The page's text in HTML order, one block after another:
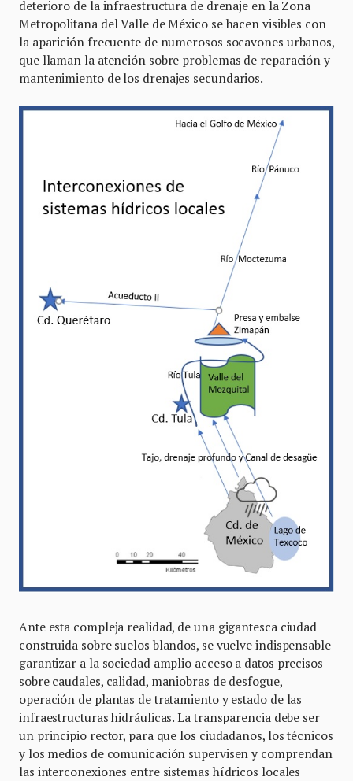
deterioro de la infraestructura de drenaje en la Zona
Metropolitana del Valle de México se hacen visibles con
la aparición frecuente de numerosos socavones urbanos,
que llaman la atención sobre problemas de reparación y
mantenimiento de los drenajes secundarios.
Ante esta compleja realidad, de una gigantesca ciudad
construida sobre suelos blandos, se vuelve indispensable
garantizar a la sociedad amplio acceso a datos precisos
sobre caudales, calidad, maniobras de desfogue,
operación de plantas de tratamiento y estado de las
infraestructuras hidráulicas. La transparencia debe ser
un principio rector, para que los ciudadanos, los técnicos
y los medios de comunicación supervisen y comprendan
las interconexiones entre sistemas hídricos locales